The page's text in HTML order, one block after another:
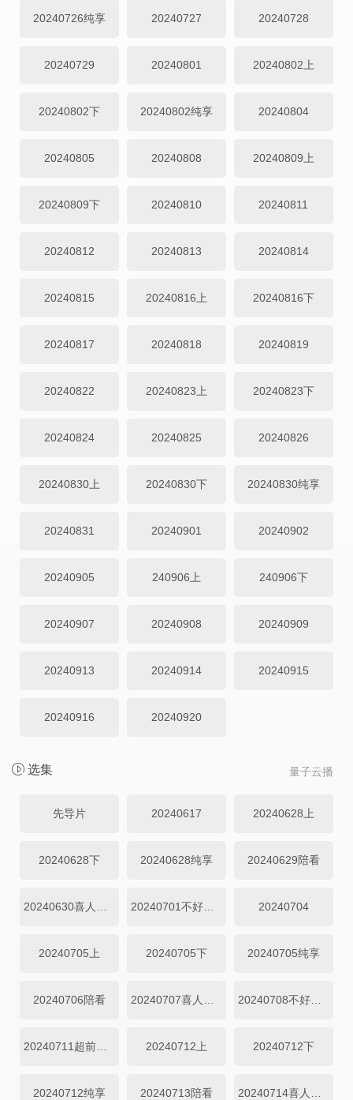
20240726纯享 20240727 20240728
20240729 20240801 20240802上
20240802下 20240802纯享 20240804
20240805 20240808 20240809上
20240809下 20240810 20240811
20240812 20240813 20240814
20240815 20240816上 20240816下
20240817 20240818 20240819
20240822 20240823上 20240823下
20240824 20240825 20240826
20240830上 20240830下 20240830纯享
20240831 20240901 20240902
20240905 240906上 240906下
20240907 20240908 20240909
20240913 20240914 20240915
20240916 20240920
量子云播
选集
先导片 20240617 20240628上
20240628下 20240628纯享 20240629陪看
20240701不好笑惩罚室 20240704
20240705上 20240705下 20240705纯享
20240706陪看 20240708不好笑惩罚室
20240712上 20240712下
20240712纯享 20240713陪看